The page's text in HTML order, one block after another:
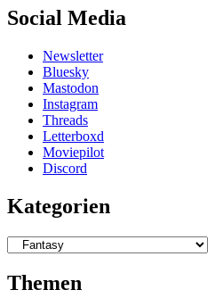
Social Media
Newsletter
Bluesky
Mastodon
Instagram
Threads
Letterboxd
Moviepilot
Discord
Kategorien
Kategorien
Themen